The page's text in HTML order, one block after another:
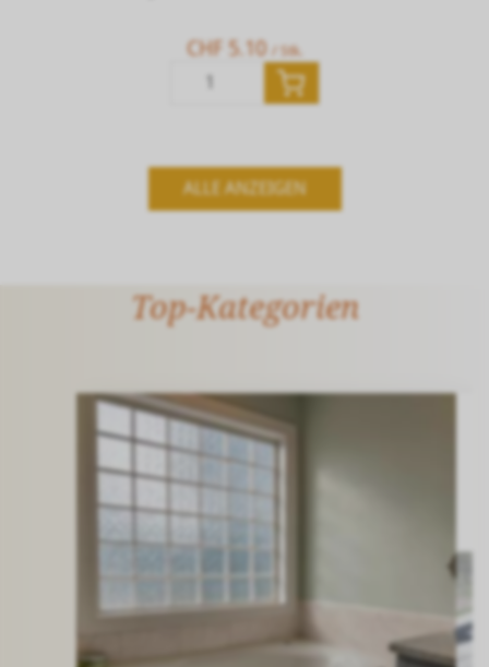
CHF 5.10 / Stk.
ALLE ANZEIGEN